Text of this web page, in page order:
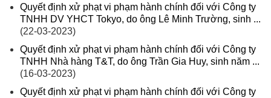
Quyết định xử phạt vi phạm hành chính đối với Công ty
TNHH DV YHCT Tokyo, do ông Lê Minh Trường, sinh ...
(22-03-2023)
Quyết định xử phạt vi phạm hành chính đối với Công ty
TNHH Nhà hàng T&T, do ông Trần Gia Huy, sinh năm ...
(16-03-2023)
Quyết định xử phạt vi phạm hành chính đối với Công ty